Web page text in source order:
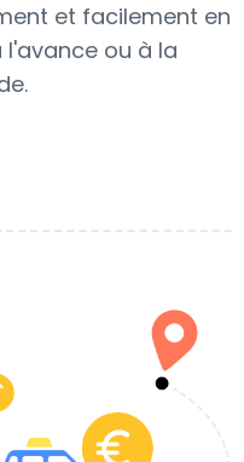
et facilement en
l'avance ou à la